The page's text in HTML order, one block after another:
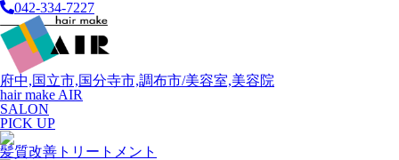
042-334-7227
府中,国立市,国分寺市,調布市/美容室,美容院
hair make AIR
SALON
PICK UP
髪質改善トリートメント